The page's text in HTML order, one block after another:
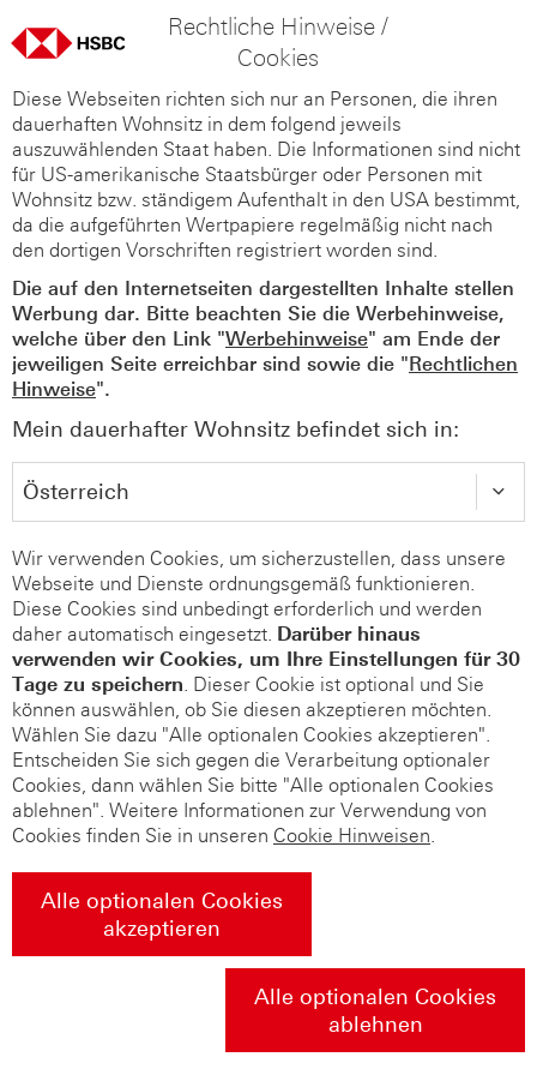
Rechtliche Hinweise /
Cookies
Diese Webseiten richten sich nur an Personen, die ihren
dauerhaften Wohnsitz in dem folgend jeweils
auszuwählenden Staat haben. Die Informationen sind nicht
für US-amerikanische Staatsbürger oder Personen mit
Wohnsitz bzw. ständigem Aufenthalt in den USA bestimmt,
da die aufgeführten Wertpapiere regelmäßig nicht nach
den dortigen Vorschriften registriert worden sind.
Die auf den Internetseiten dargestellten Inhalte stellen
Werbung dar. Bitte beachten Sie die Werbehinweise,
welche über den Link "Werbehinweise" am Ende der
jeweiligen Seite erreichbar sind sowie die "Rechtlichen
Hinweise".
Mein dauerhafter Wohnsitz befindet sich in:
Wir verwenden Cookies, um sicherzustellen, dass unsere
Webseite und Dienste ordnungsgemäß funktionieren.
Diese Cookies sind unbedingt erforderlich und werden
daher automatisch eingesetzt. Darüber hinaus
verwenden wir Cookies, um Ihre Einstellungen für 30
Tage zu speichern. Dieser Cookie ist optional und Sie
können auswählen, ob Sie diesen akzeptieren möchten.
Wählen Sie dazu "Alle optionalen Cookies akzeptieren".
Entscheiden Sie sich gegen die Verarbeitung optionaler
Cookies, dann wählen Sie bitte "Alle optionalen Cookies
ablehnen". Weitere Informationen zur Verwendung von
Cookies finden Sie in unseren Cookie Hinweisen.
Alle optionalen Cookies
akzeptieren
Alle optionalen Cookies
ablehnen